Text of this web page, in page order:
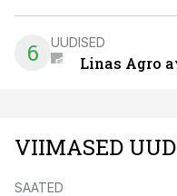
6 UUDISED
Linas Agro
VIIMASED
SAATED